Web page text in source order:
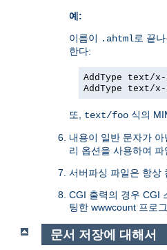
예:
이름이 .ahtml로 끝
한다:
AddType text/
AddType
또, text/foo 식의
내용이 일반 문자가
리 옵션을 사용하여
서버파싱 파일은 항상
CGI 출력의 경우 CGI
팅한 wwwcount 프로
문서 저장에 대해서